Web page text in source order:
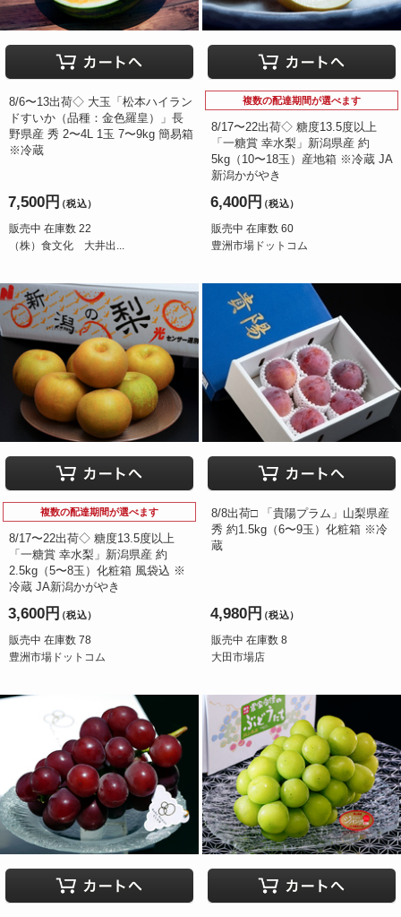
8/6〜13出荷◇ 大玉「松本ハイラン
ドすいか（品種：金色羅皇）」長
野県産 秀 2〜4L 1玉 7〜9kg 簡易箱
※冷蔵
7,500円（税込）
販売中 在庫数 22
（株）食文化 大井出...
複数の配達期間が選べます
8/17〜22出荷◇ 糖度13.5度以上
「一糖賞 幸水梨」新潟県産 約
5kg（10〜18玉）産地箱 ※冷蔵 JA
新潟かがやき
6,400円（税込）
販売中 在庫数 60
豊洲市場ドットコム
複数の配達期間が選べます
8/17〜22出荷◇ 糖度13.5度以上
「一糖賞 幸水梨」新潟県産 約
2.5kg（5〜8玉）化粧箱 風袋込 ※
冷蔵 JA新潟かがやき
3,600円（税込）
販売中 在庫数 78
豊洲市場ドットコム
8/8出荷□ 「貴陽プラム」山梨県産
秀 約1.5kg（6〜9玉）化粧箱 ※冷
蔵
4,980円（税込）
販売中 在庫数 8
大田市場店